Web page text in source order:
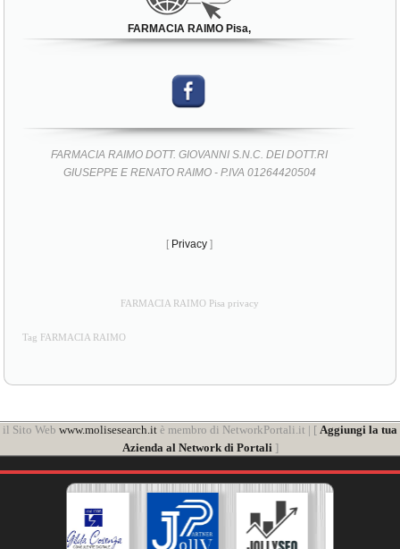
FARMACIA RAIMO Pisa,
FARMACIA RAIMO DOTT. GIOVANNI S.N.C. DEI DOTT.RI
GIUSEPPE E RENATO RAIMO - P.IVA 01264420504
[ Privacy ]
FARMACIA RAIMO Pisa privacy
Tag FARMACIA RAIMO
il Sito Web www.molisesearch.it è membro di NetworkPortali.it | [ Aggiungi la tua
Azienda al Network di Portali]